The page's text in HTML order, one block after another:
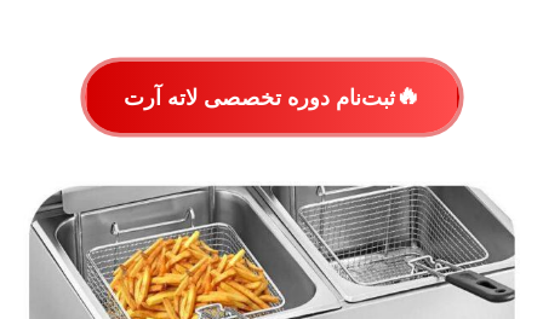
🔥ثبت‌نام دوره تخصصی لاته آرت